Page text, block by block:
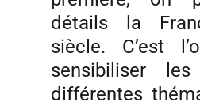
détails la
siècle. C’est
sensibiliser
différentes